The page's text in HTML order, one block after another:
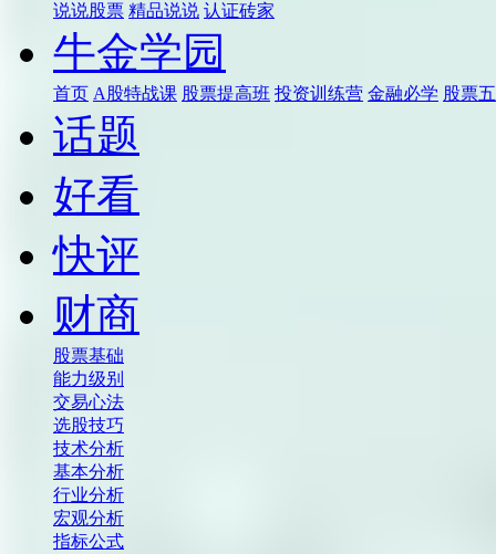
说说股票 精品说说 认证砖家
牛金学园
首页 A股特战课 股票提高班 投资训练营 金融必学 股票
话题
好看
快评
财商
股票基础
能力级别
交易心法
选股技巧
技术分析
基本分析
行业分析
宏观分析
指标公式